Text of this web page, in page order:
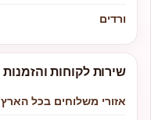
ורדים
שירות לקוחות והזמנות
אזורי משלוחים בכל הארץ